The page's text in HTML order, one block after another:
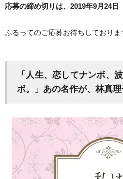
応募の締め切りは、2019年9月24日
ふるってのご応募お待ちしておりま
「人生、恋してナンボ、
ボ。」あの名作が、林真理